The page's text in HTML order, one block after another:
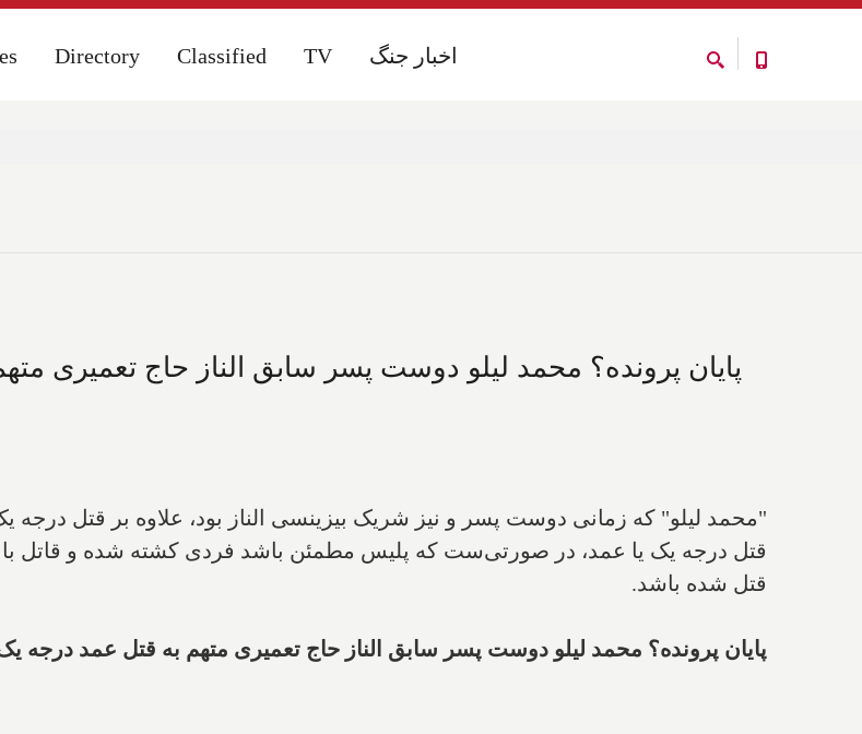
Directory Classified TV اخبار جنگ Directory Classified TV اخبار جنگ
پایان پرونده؟ محمد لیلو دوست پسر سابق الناز حاج تعمیری
"محمد لیلو" که زمانی دوست پسر و نیز شریک بیزینسی الناز بود، علاوه بر قتل درجه
قتل درجه یک یا عمد، در صورتی‌ست که پلیس مطمئن باشد فردی کشته شده و قاتل با
قتل شده باشد.
پایان پرونده؟ محمد لیلو دوست پسر سابق الناز حاج تعمیری متهم به قتل عمد درجه یک